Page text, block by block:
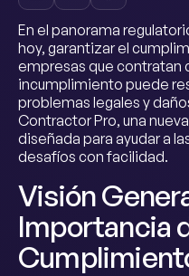
En el panorama
hoy, garantizar el
empresas que contratan
incumplimiento puede
problemas legales y
Contractor Pro, una
diseñada para ayudar a
desafíos con facilidad.
Visión
Importancia